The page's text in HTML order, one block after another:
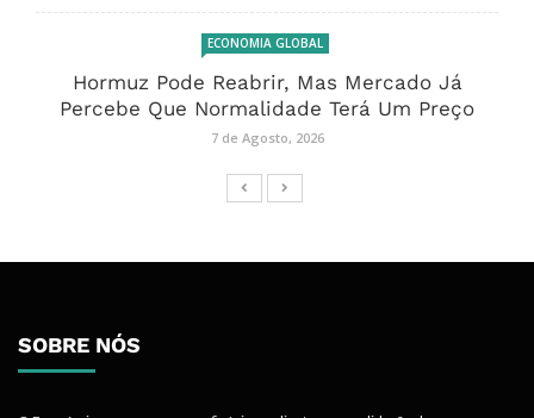
ECONOMIA GLOBAL
Hormuz Pode Reabrir, Mas Mercado Já
Percebe Que Normalidade Terá Um Preço
7 de Agosto, 2026
SOBRE NÓS